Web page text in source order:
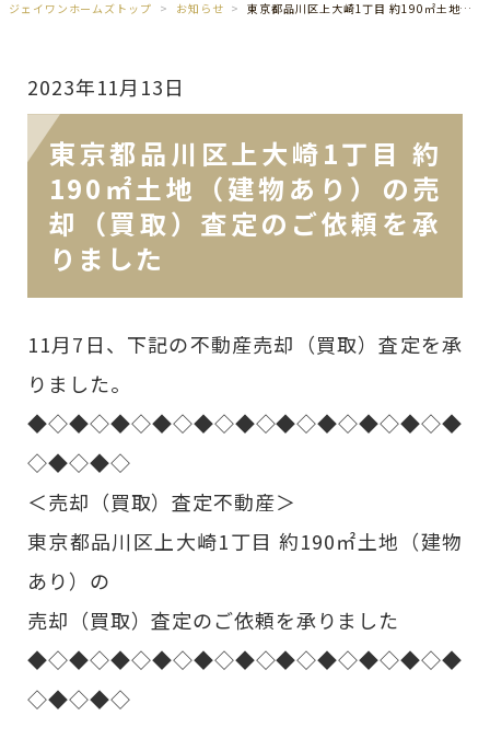
ジェイワンホームズトップ お知らせ 東京都品川区上大崎1丁目 約190㎡土地（建物あり）の売却（買取）査定のご依頼を承りました
2023年11月13日
東京都品川区上大崎1丁目 約
190㎡土地（建物あり）の売
却（買取）査定のご依頼を承
りました
11月7日、下記の不動産売却（買取）査定を承
りました。
◆◇◆◇◆◇◆◇◆◇◆◇◆◇◆◇◆◇◆◇◆
◇◆◇◆◇
＜売却（買取）査定不動産＞
東京都品川区上大崎1丁目 約190㎡土地（建物
あり）の
売却（買取）査定のご依頼を承りました
◆◇◆◇◆◇◆◇◆◇◆◇◆◇◆◇◆◇◆◇◆
◇◆◇◆◇